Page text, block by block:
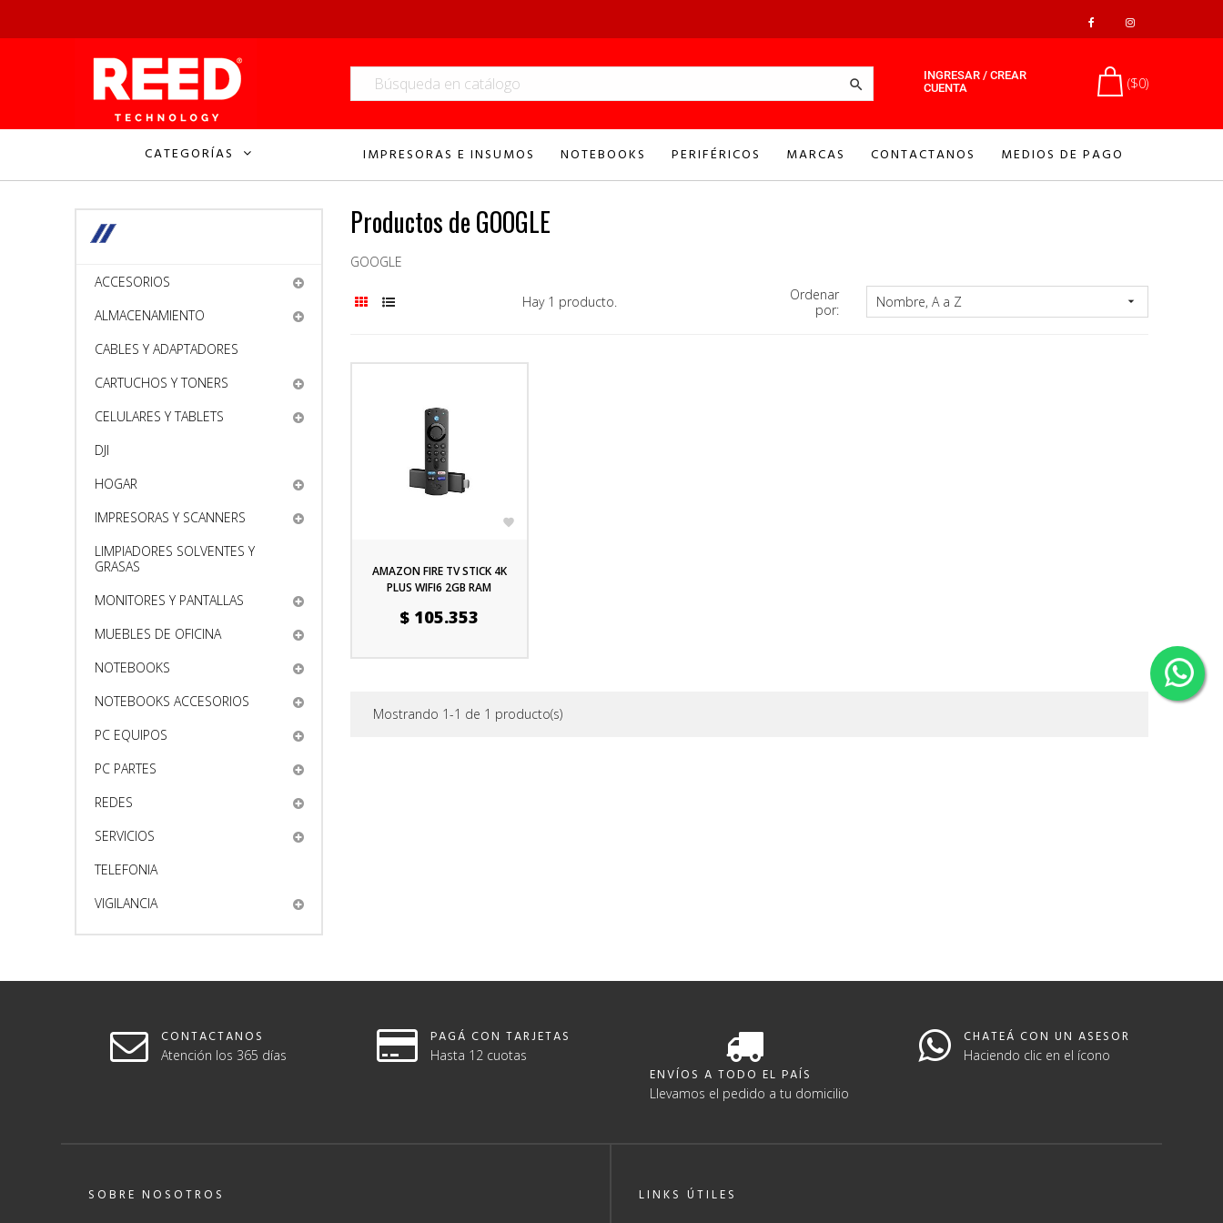
 ($0)
INGRESAR / CREAR
CUENTA
CATEGORÍAS IMPRESORAS E INSUMOS NOTEBOOKS PERIFÉRICOS MARCAS CONTACTANOS MEDIOS DE PAGO
ACCESORIOS
ALMACENAMIENTO
CABLES Y ADAPTADORES
CARTUCHOS Y TONERS
CELULARES Y TABLETS
DJI
HOGAR
IMPRESORAS Y SCANNERS
LIMPIADORES SOLVENTES Y
GRASAS
MONITORES Y PANTALLAS
MUEBLES DE OFICINA
NOTEBOOKS
NOTEBOOKS ACCESORIOS
PC EQUIPOS
PC PARTES
REDES
SERVICIOS
TELEFONIA
VIGILANCIA
Productos de GOOGLE
GOOGLE
Hay 1 producto.
Ordenar
por:
Nombre, A a Z 

AMAZON FIRE TV STICK 4K
PLUS WIFI6 2GB RAM
Precio
$ 105.353
Mostrando 1-1 de 1 producto(s)
CONTACTANOS
Atención los 365 días
PAGÁ CON TARJETAS
Hasta 12 cuotas
ENVÍOS A TODO EL PAÍS
Llevamos el pedido a tu domicilio
CHATEÁ CON UN ASESOR
Haciendo clic en el ícono
SOBRE NOSOTROS LINKS ÚTILES